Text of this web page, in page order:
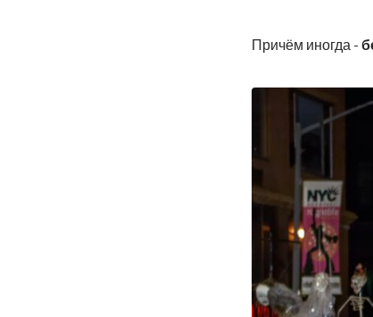
Причём иногда -